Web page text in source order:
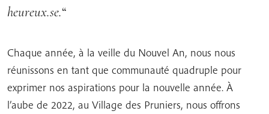
heureux.se.“
Chaque année, à la veille du Nouvel An, nous nous
réunissons en tant que communauté quadruple pour
exprimer nos aspirations pour la nouvelle année. À
l’aube de 2022, au Village des Pruniers, nous offrons